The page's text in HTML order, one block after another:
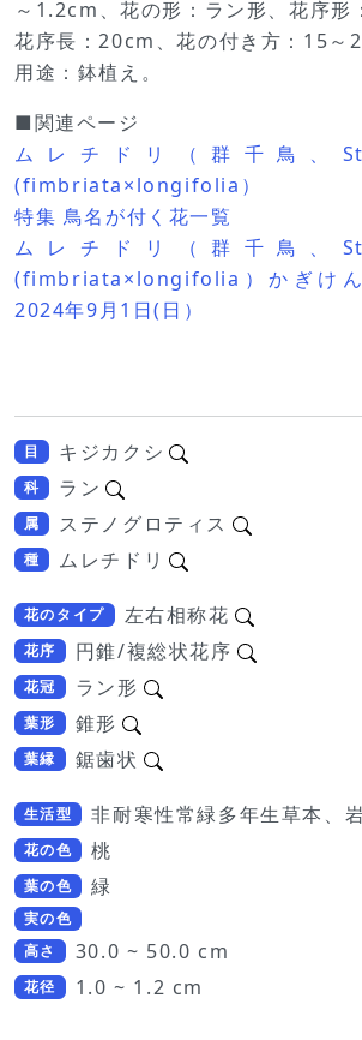
～1.2cm、花の形：ラン形、花序形
花序長：20cm、花の付き方：15～
用途：鉢植え。
■関連ページ
ムレチドリ（群千鳥、
(fimbriata×longifolia）
特集 鳥名が付く花一覧
ムレチドリ（群千鳥、
(fimbriata×longifolia）かぎけ
2024年9月1日(日）
目 キジカクシ
科 ラン
属 ステノグロティス
種 ムレチドリ
花のタイプ 左右相称花
花序 円錐/複総状花序
花冠 ラン形
葉形 錐形
葉縁 鋸歯状
生活型 非耐寒性常緑多年生草本、
花の色 桃
葉の色 緑
実の色
高さ
30.0 ~ 50.0 cm
花径 1.0 ~ 1.2 cm